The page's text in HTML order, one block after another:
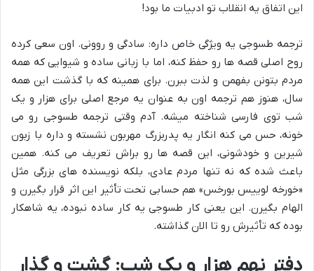
این اتفاق یه انقلاب تو ادبیات ما بود!
ترجمه طسوجی یه ویژگی خاص داره: سادگی و روونی. اون سعی کرده
روح اصلی قصه ها رو حفظ کنه، اما با زبانی ساده و شیوایی که همه
مردم بتونن بفهمن و لذت ببرن. برای همینه که با گذشت این همه
سال، هنوز هم ترجمه اون به عنوان یه مرجع اصلی برای هزار و یک
شب توی فارسی شناخته میشه. آدم وقتی ترجمه طسوجی رو می
خونه، حس می کنه انگار یه پدربزرگ مهربون نشسته و داره با زبون
شیرین و خودشونی، این قصه ها رو براش تعریف می کنه. همین
باعث شده که نه تنها مردم عادی، بلکه نویسنده های بزرگی مثل
«خورخه لوییس بورخس» هم حسابی تحت تأثیر این اثر قرار بگیرن و
الهام بگیرن. این یعنی کار طسوجی یه کار ساده نبوده، یه شاهکار
بوده که تأثیرش رو تا الان گذاشته.
دفتر نهم هزار و یک شب: گشت و گذار